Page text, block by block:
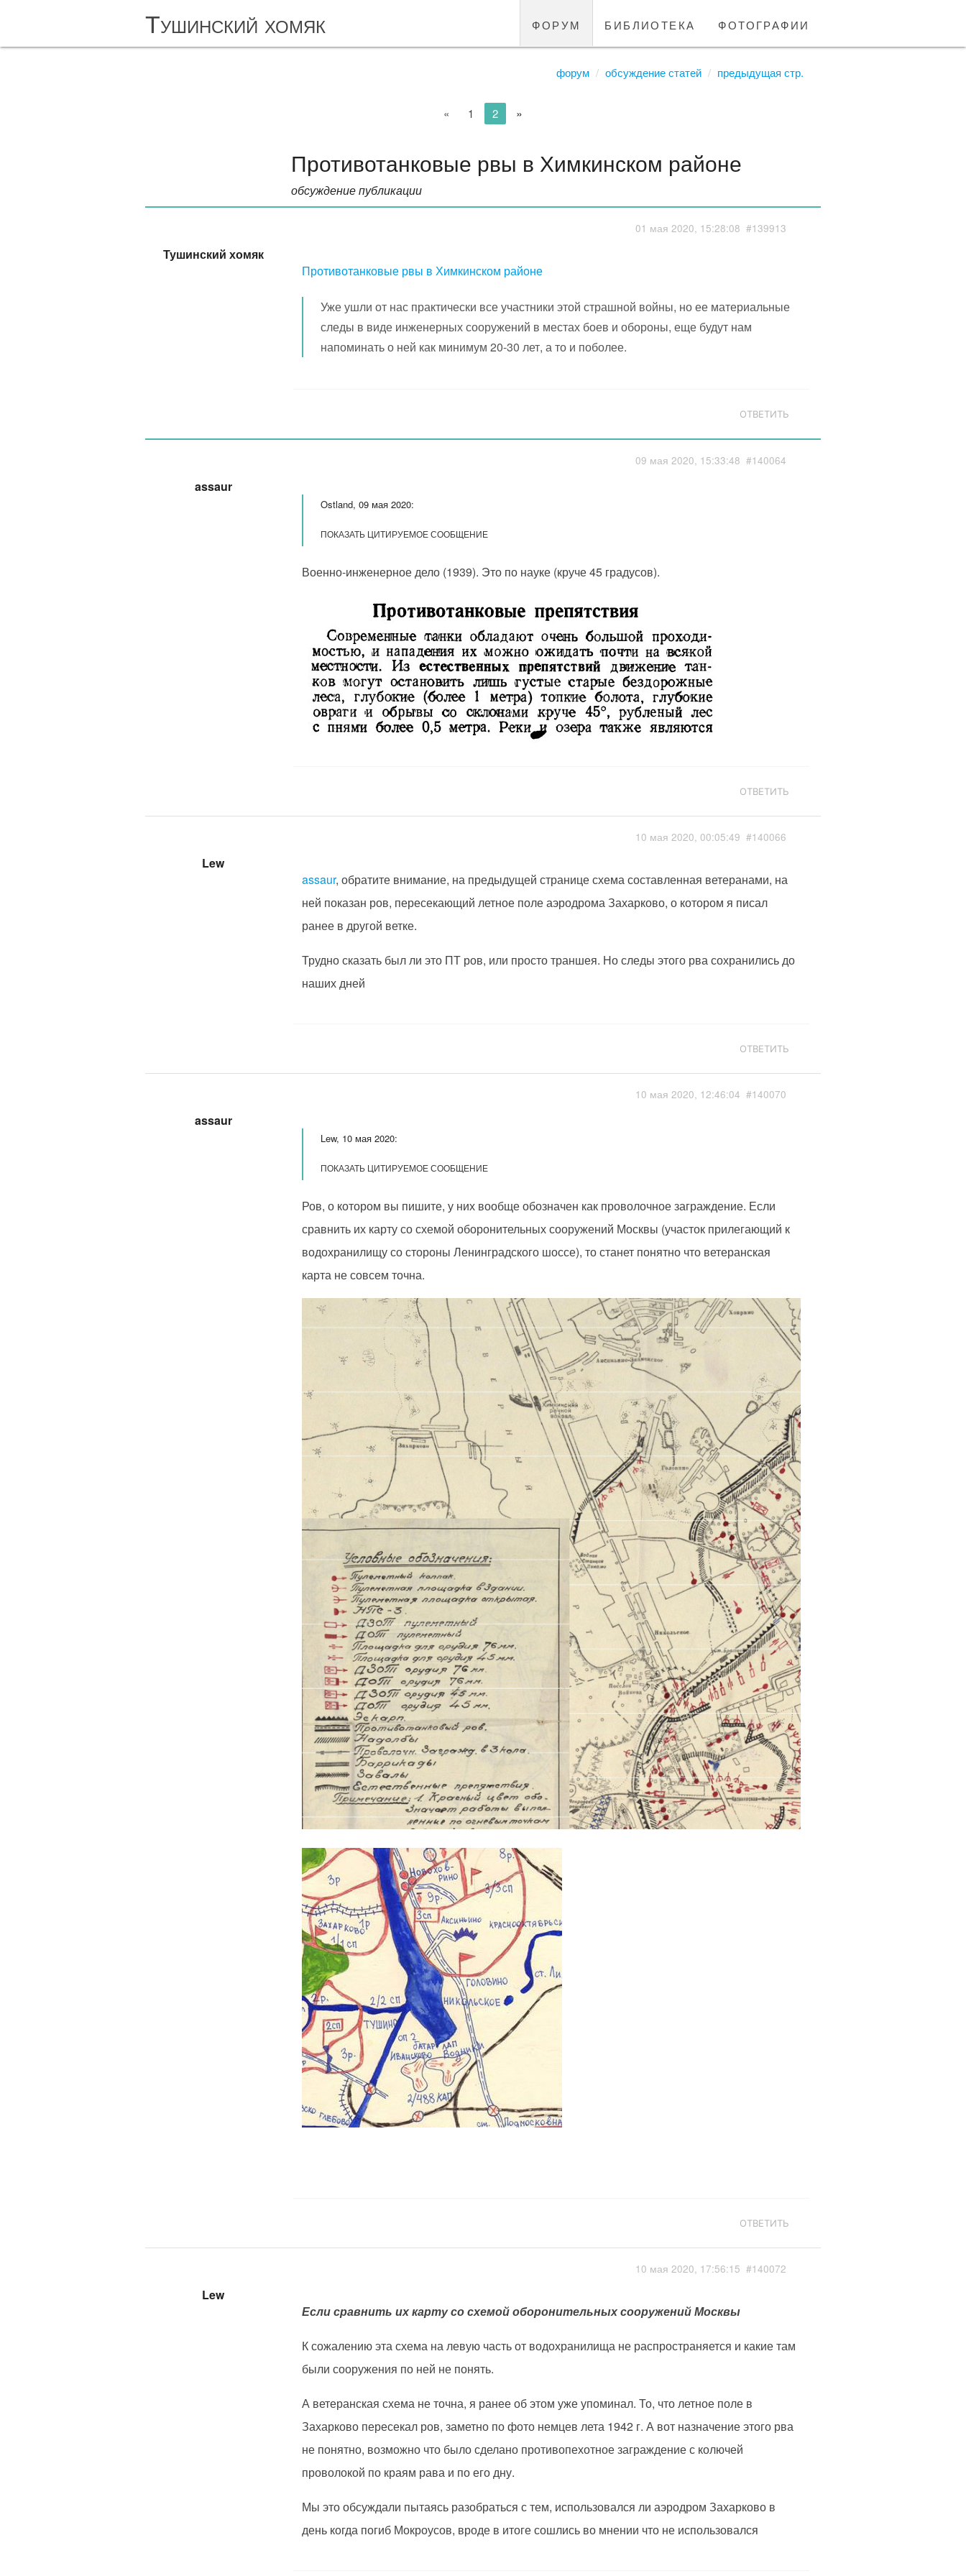
Тушинский хомяк форум библиотека фотографии
форум обсуждение статей предыдущая стр.
« 1 2 »
Противотанковые рвы в Химкинском районе
обсуждение публикации
Тушинский хомяк
01 мая 2020, 15:28:08 #139913
Противотанковые рвы в Химкинском районе
Уже ушли от нас практически все участники этой страшной войны, но ее материальные
следы в виде инженерных сооружений в местах боев и обороны, еще будут нам
напоминать о ней как минимум 20-30 лет, а то и поболее.
ОТВЕТИТЬ
assaur
09 мая 2020, 15:33:48 #140064
Ostland, 09 мая 2020:
ПОКАЗАТЬ ЦИТИРУЕМОЕ СООБЩЕНИЕ
Военно-инженерное дело (1939). Это по науке (круче 45 градусов).
ОТВЕТИТЬ
Lew
10 мая 2020, 00:05:49 #140066
assaur, обратите внимание, на предыдущей странице схема составленная ветеранами, на
ней показан ров, пересекающий летное поле аэродрома Захарково, о котором я писал
ранее в другой ветке.
Трудно сказать был ли это ПТ ров, или просто траншея. Но следы этого рва сохранились до
наших дней
ОТВЕТИТЬ
assaur
10 мая 2020, 12:46:04 #140070
Lew, 10 мая 2020:
ПОКАЗАТЬ ЦИТИРУЕМОЕ СООБЩЕНИЕ
Ров, о котором вы пишите, у них вообще обозначен как проволочное заграждение. Если
сравнить их карту со схемой оборонительных сооружений Москвы (участок прилегающий к
водохранилищу со стороны Ленинградского шоссе), то станет понятно что ветеранская
карта не совсем точна.
ОТВЕТИТЬ
Lew
10 мая 2020, 17:56:15 #140072
Если сравнить их карту со схемой оборонительных сооружений Москвы
К сожалению эта схема на левую часть от водохранилища не распространяется и какие там
были сооружения по ней не понять.
А ветеранская схема не точна, я ранее об этом уже упоминал. То, что летное поле в
Захарково пересекал ров, заметно по фото немцев лета 1942 г. А вот назначение этого рва
не понятно, возможно что было сделано противопехотное заграждение с колючей
проволокой по краям рава и по его дну.
Мы это обсуждали пытаясь разобраться с тем, использовался ли аэродром Захарково в
день когда погиб Мокроусов, вроде в итоге сошлись во мнении что не использовался